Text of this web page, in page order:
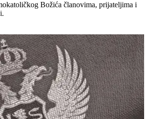
Božića članovima, prijateljima i